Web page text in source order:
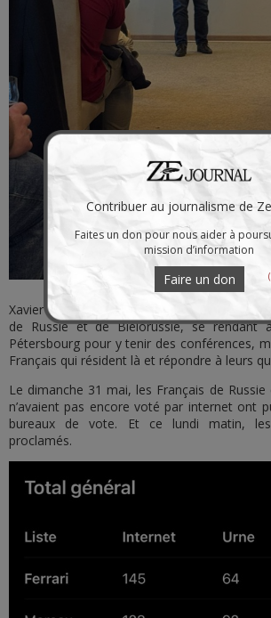
Xavier Moreau a organisé différents
de Russie et de Biélorussie, se rendant
Pétersbourg pour y tenir des conférences,
Français qui résident là et répondre à leurs
Le dimanche 31 mai, les Français de
n’avaient pas encore voté par internet ont
bureaux de vote. Et ce lundi matin,
proclamés.
Contribuer au journalisme de
Faites un don pour nous aider à
mission d’information
Faire un don